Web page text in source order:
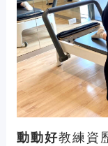
動動好教練資